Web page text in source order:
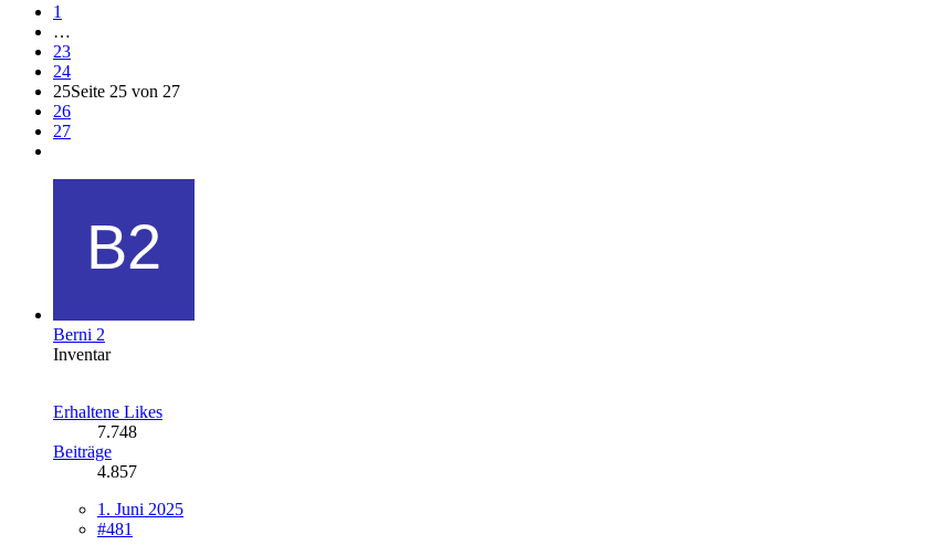
1
…
23
24
25Seite 25 von 27
26
27
Berni 2
Inventar
Erhaltene Likes
7.748
Beiträge
4.857
1. Juni 2025
#481